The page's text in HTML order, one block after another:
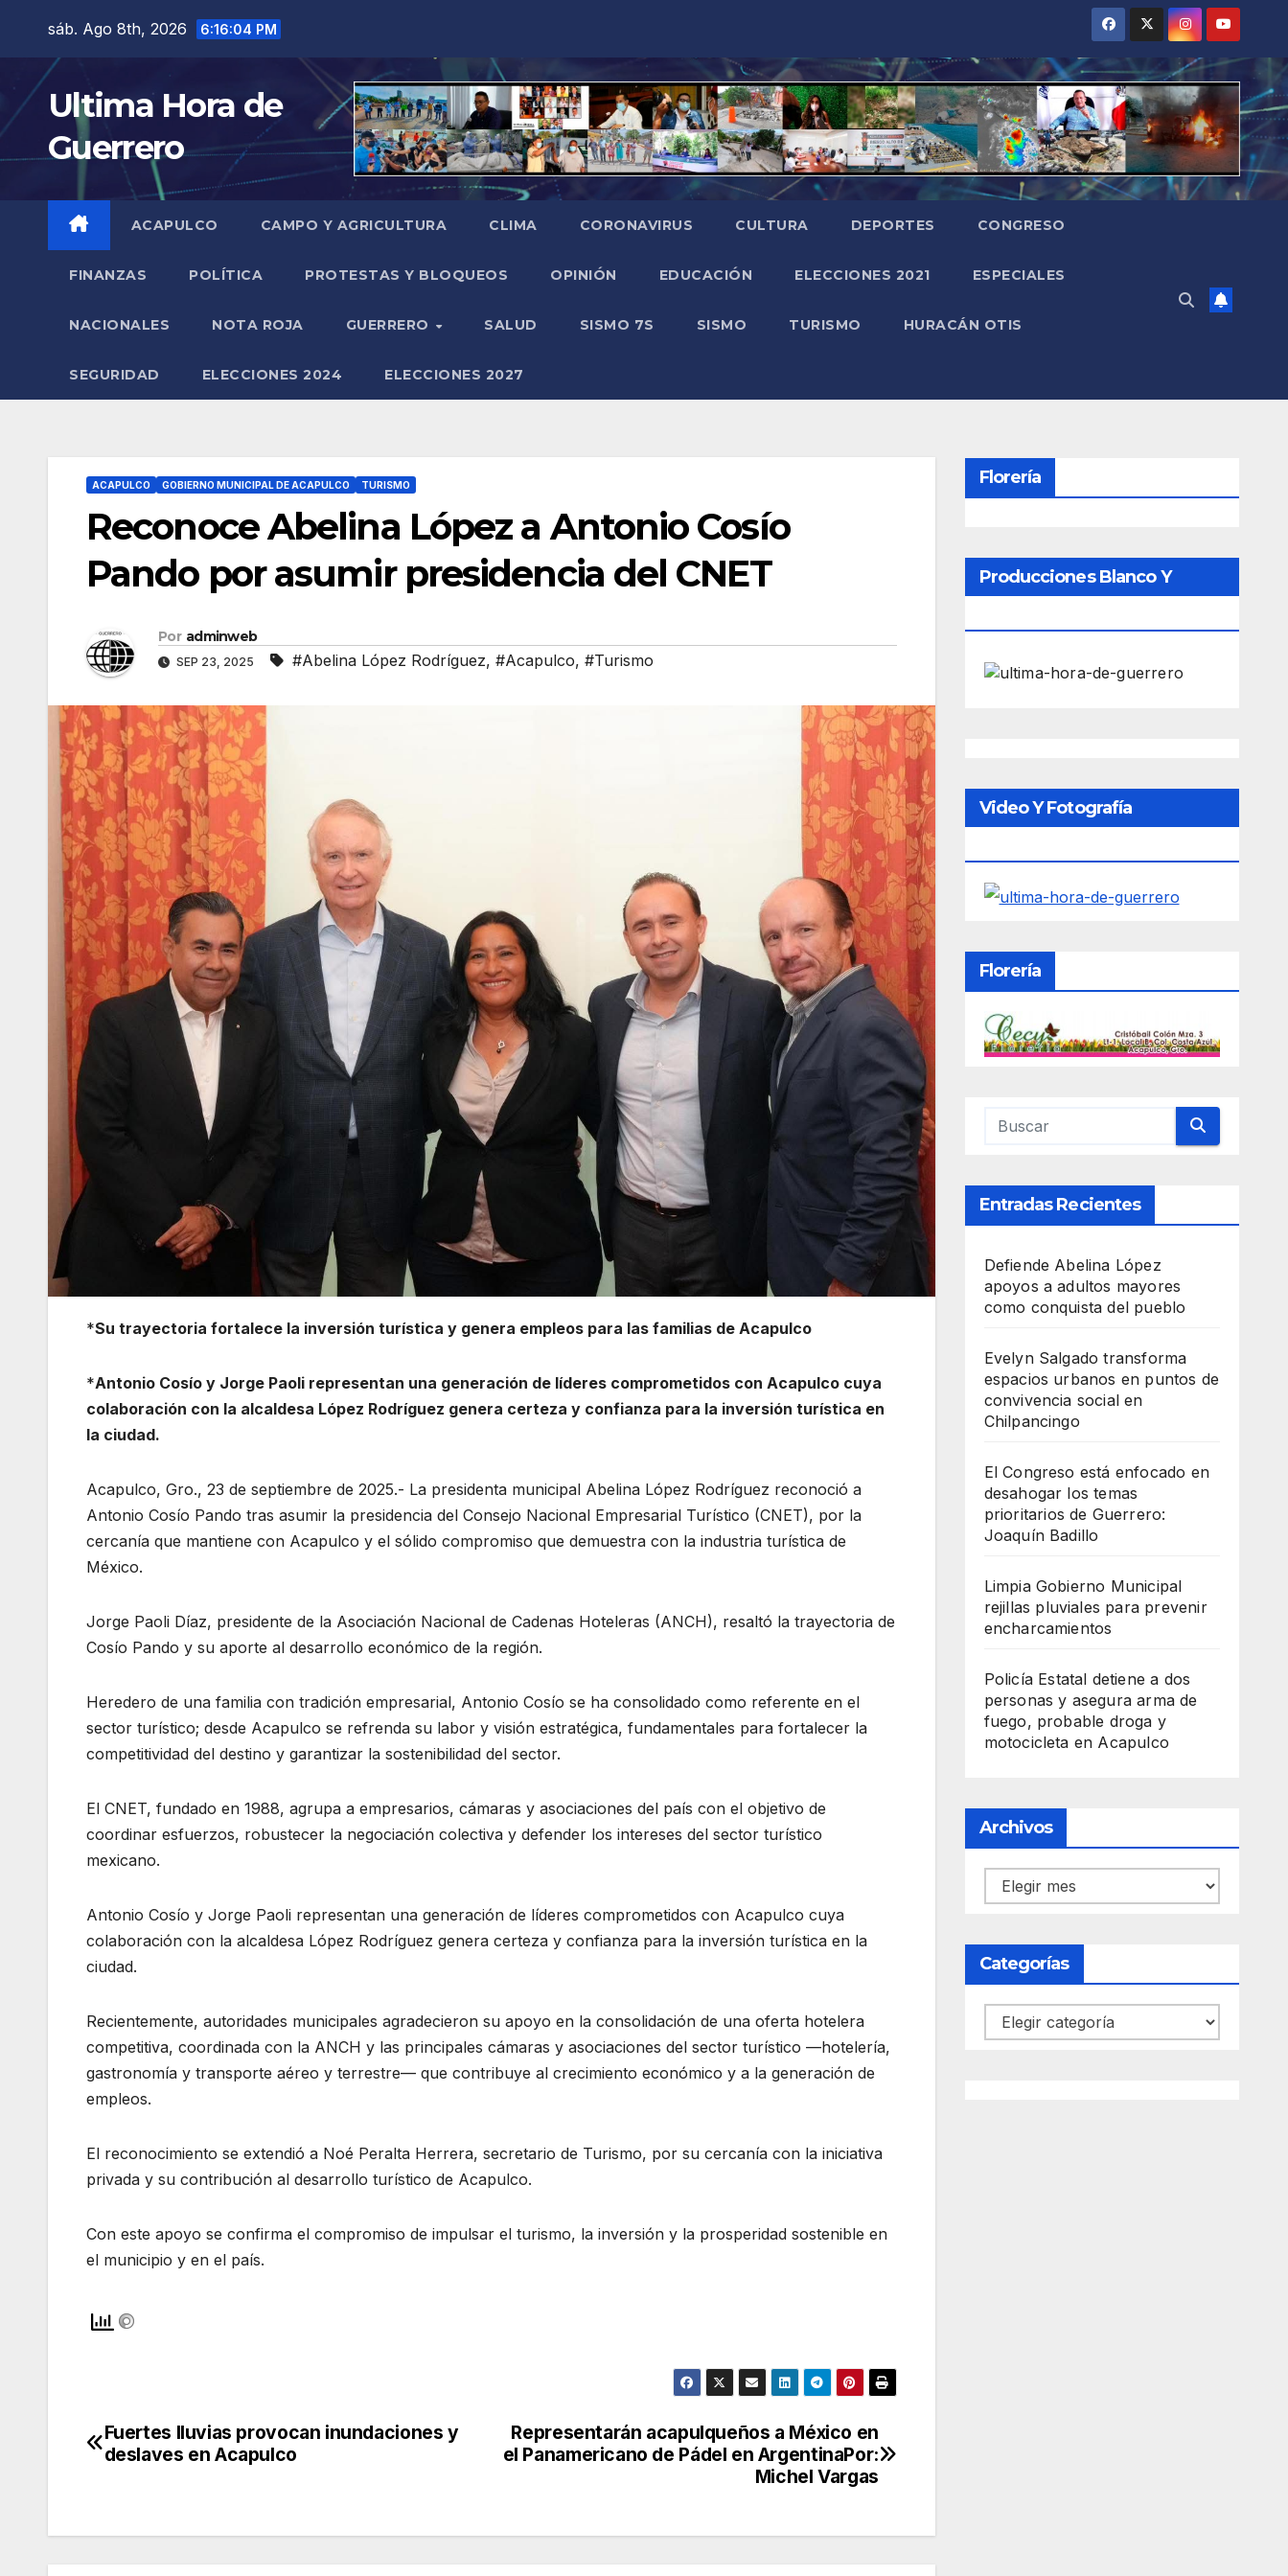
contenido
sáb. Ago 8th, 2026 6:16:05 PM
Ultima Hora de
Guerrero
ACAPULCO CAMPO Y AGRICULTURA CLIMA CORONAVIRUS CULTURA DEPORTES CONGRESO
FINANZAS POLÍTICA PROTESTAS Y BLOQUEOS OPINIÓN EDUCACIÓN ELECCIONES 2021 ESPECIALES
NACIONALES NOTA ROJA GUERRERO SALUD SISMO 7S SISMO TURISMO HURACÁN OTIS
SEGURIDAD ELECCIONES 2024 ELECCIONES 2027
ACAPULCO GOBIERNO MUNICIPAL DE ACAPULCO TURISMO
Reconoce Abelina López a Antonio Cosío
Pando por asumir presidencia del CNET
Por adminweb
SEP 23, 2025 #Abelina López Rodríguez, #Acapulco, #Turismo
*Su trayectoria fortalece la inversión turística y genera empleos para las familias de Acapulco
*Antonio Cosío y Jorge Paoli representan una generación de líderes comprometidos con Acapulco cuya
colaboración con la alcaldesa López Rodríguez genera certeza y confianza para la inversión turística en
la ciudad.
Acapulco, Gro., 23 de septiembre de 2025.- La presidenta municipal Abelina López Rodríguez reconoció a
Antonio Cosío Pando tras asumir la presidencia del Consejo Nacional Empresarial Turístico (CNET), por la
cercanía que mantiene con Acapulco y el sólido compromiso que demuestra con la industria turística de
México.
Jorge Paoli Díaz, presidente de la Asociación Nacional de Cadenas Hoteleras (ANCH), resaltó la trayectoria de
Cosío Pando y su aporte al desarrollo económico de la región.
Heredero de una familia con tradición empresarial, Antonio Cosío se ha consolidado como referente en el
sector turístico; desde Acapulco se refrenda su labor y visión estratégica, fundamentales para fortalecer la
competitividad del destino y garantizar la sostenibilidad del sector.
El CNET, fundado en 1988, agrupa a empresarios, cámaras y asociaciones del país con el objetivo de
coordinar esfuerzos, robustecer la negociación colectiva y defender los intereses del sector turístico
mexicano.
Antonio Cosío y Jorge Paoli representan una generación de líderes comprometidos con Acapulco cuya
colaboración con la alcaldesa López Rodríguez genera certeza y confianza para la inversión turística en la
ciudad.
Recientemente, autoridades municipales agradecieron su apoyo en la consolidación de una oferta hotelera
competitiva, coordinada con la ANCH y las principales cámaras y asociaciones del sector turístico —hotelería,
gastronomía y transporte aéreo y terrestre— que contribuye al crecimiento económico y a la generación de
empleos.
El reconocimiento se extendió a Noé Peralta Herrera, secretario de Turismo, por su cercanía con la iniciativa
privada y su contribución al desarrollo turístico de Acapulco.
Con este apoyo se confirma el compromiso de impulsar el turismo, la inversión y la prosperidad sostenible en
el municipio y en el país.
Navegación
Representarán acapulqueños a México en
el Panamericano de Pádel en ArgentinaPor:
Michel Vargas
Fuertes lluvias provocan inundaciones y
deslaves en Acapulco
Florería
Producciones Blanco Y
Video Y Fotografía
Florería
Entradas Recientes
Defiende Abelina López
apoyos a adultos mayores
como conquista del pueblo
Evelyn Salgado transforma
espacios urbanos en puntos de
convivencia social en
Chilpancingo
El Congreso está enfocado en
desahogar los temas
prioritarios de Guerrero:
Joaquín Badillo
Limpia Gobierno Municipal
rejillas pluviales para prevenir
encharcamientos
Policía Estatal detiene a dos
personas y asegura arma de
fuego, probable droga y
motocicleta en Acapulco
Archivos
Archivos
Categorías
Categorías